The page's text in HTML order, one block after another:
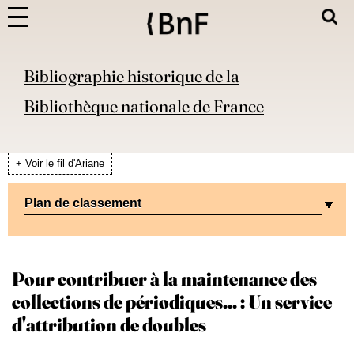
Bibliographie historique de la
Bibliothèque nationale de France
+ Voir le fil d'Ariane
Plan de classement
Pour contribuer à la maintenance des
collections de périodiques... : Un service
d'attribution de doubles